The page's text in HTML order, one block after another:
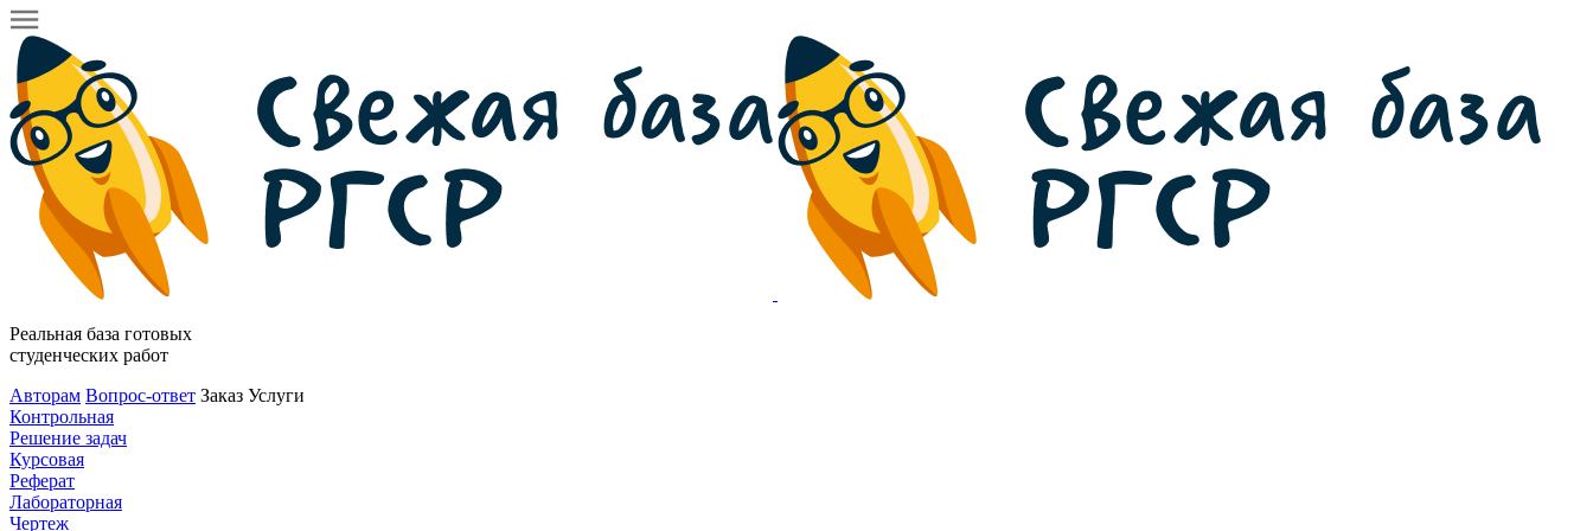
Реальная база готовых
студенческих работ
Авторам Вопрос-ответ Заказ Услуги
Контрольная
Решение задач
Курсовая
Реферат
Лабораторная
Чертеж